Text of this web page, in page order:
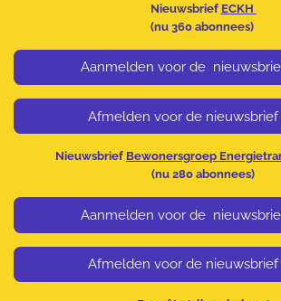
Nieuwsbrief ECKH
(nu 360 abonnees)
Aanmelden voor de
Afmelden voor de nieuwsbrief
Nieuwsbrief Bewonersgroep
(nu 280 abonnees)
Aanmelden voor de
Afmelden voor de nieuwsbrief